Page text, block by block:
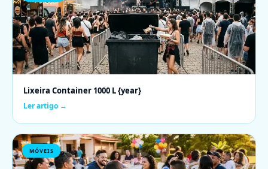
Lixeira Container 1000 L {year}
Ler artigo →
MÓVEIS